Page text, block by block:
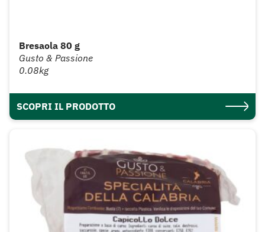
Bresaola 80 g
Gusto & Passione
0.08kg
SCOPRI IL PRODOTTO